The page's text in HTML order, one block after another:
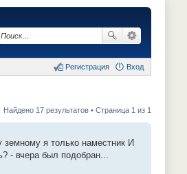
Вход
Регистрация
Найдено 17 результатов • Страница 1 из 1
земному я только наместник И
- вчера был подобран...